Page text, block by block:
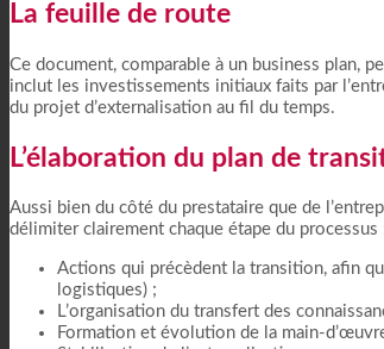
La feuille de route
Ce document, comparable à un business plan,
inclut les investissements initiaux faits par
du projet d’externalisation au fil du temps.
L’élaboration du plan de
Aussi bien du côté du prestataire que de
délimiter clairement chaque étape du processus
Actions qui précèdent la transition, afin
logistiques) ;
L’organisation du transfert des
Formation et évolution de la main-